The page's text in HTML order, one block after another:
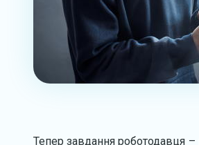
Тепер завдання роботодавця –